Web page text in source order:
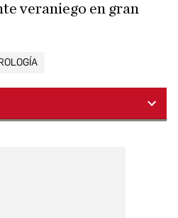
veraniego en gran